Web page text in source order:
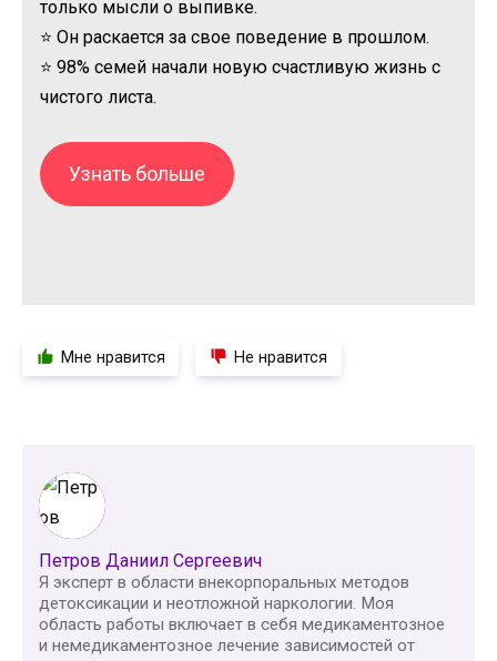
только мысли о выпивке.
⭐ Он раскается за свое поведение в прошлом.
⭐ 98% семей начали новую счастливую жизнь с
чистого листа.
Узнать больше
Мне нравится Не нравится
Петров Даниил Сергеевич
Я эксперт в области внекорпоральных методов
детоксикации и неотложной наркологии. Моя
область работы включает в себя медикаментозное
и немедикаментозное лечение зависимостей от